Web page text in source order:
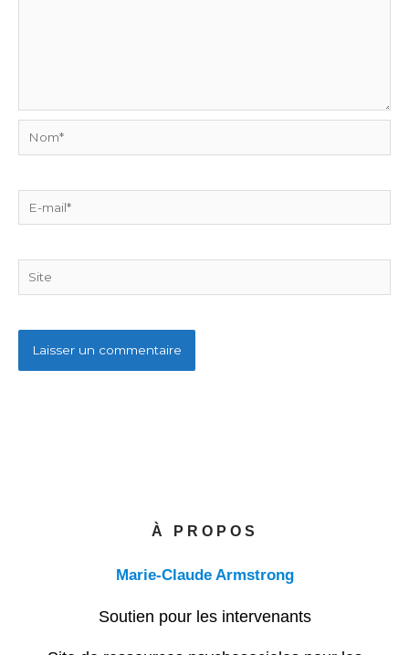
Nom*
E-
mail*
Site
À PROPOS
Marie-Claude Armstrong
Soutien pour les intervenants